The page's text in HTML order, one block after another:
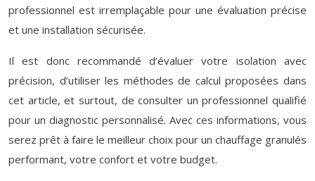
professionnel est irremplaçable pour une évaluation précise
et une installation sécurisée.
Il est donc recommandé d’évaluer votre isolation avec
précision, d’utiliser les méthodes de calcul proposées dans
cet article, et surtout, de consulter un professionnel qualifié
pour un diagnostic personnalisé. Avec ces informations, vous
serez prêt à faire le meilleur choix pour un chauffage granulés
performant, votre confort et votre budget.